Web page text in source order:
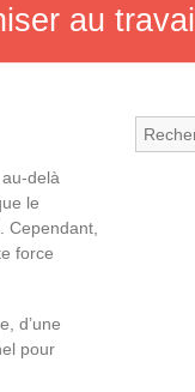
au travail
delà
le
Cependant,
force
d’une
pour